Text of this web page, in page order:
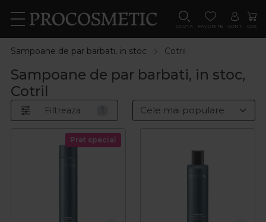
CAUTA FAVORITE CONT COS
Sampoane de par barbati, in stoc Cotril
Sampoane de par barbati, in stoc,
Cotril
Filtreaza 1
Pret special